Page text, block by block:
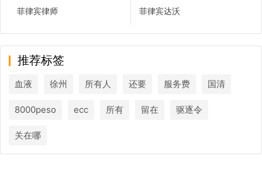
菲律宾律师 菲律宾达沃
推荐标签
血液 徐州 所有人 还要 服务费 国清
8000peso ecc 所有 留在 驱逐令
关在哪